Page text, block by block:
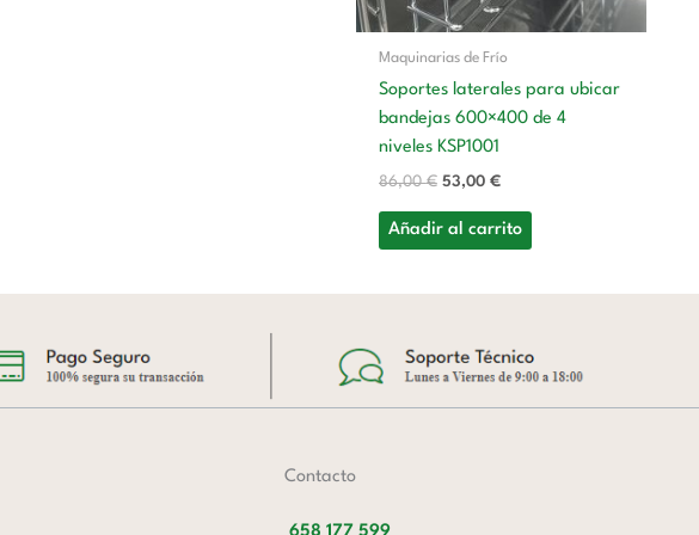
Maquinarias de Frío
Soportes laterales para ubicar
bandejas 600×400 de 4
niveles KSP1001
86,00€ 53,00 €
Añadir al carrito
Contacto